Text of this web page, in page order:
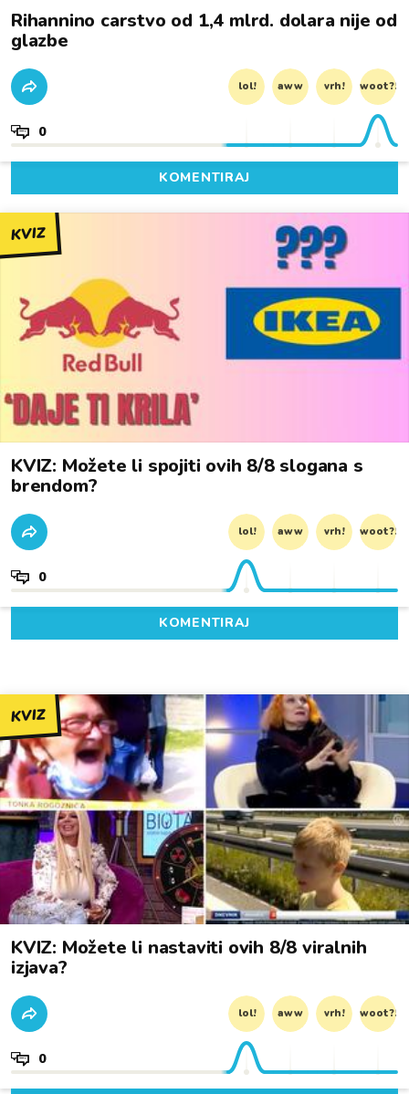
Rihannino carstvo od 1,4 mlrd. dolara nije od
glazbe
lol! aww vrh! woot?!
0
KOMENTIRAJ
KVIZ
KVIZ: Možete li spojiti ovih 8/8 slogana s
brendom?
lol! aww vrh! woot?!
0
KOMENTIRAJ
KVIZ
KVIZ: Možete li nastaviti ovih 8/8 viralnih
izjava?
lol! aww vrh! woot?!
0